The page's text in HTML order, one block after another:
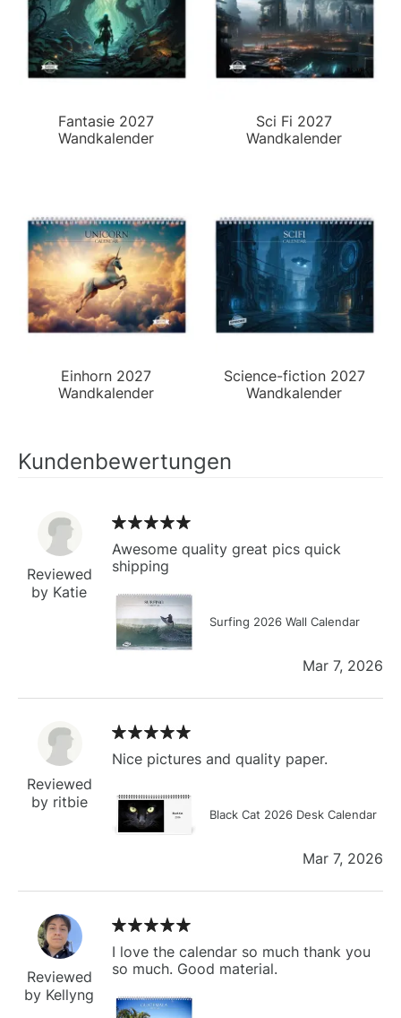
Fantasie 2027
Wandkalender
Sci Fi 2027
Wandkalender
Einhorn 2027
Wandkalender
Science-fiction 2027
Wandkalender
Kundenbewertungen
Reviewed
by Katie
Awesome quality great pics quick
shipping
Surfing 2026 Wall Calendar
Mar 7, 2026
Reviewed
by ritbie
Nice pictures and quality paper.
Black Cat 2026 Desk Calendar
Mar 7, 2026
Reviewed
by Kellyng
I love the calendar so much thank you
so much. Good material.